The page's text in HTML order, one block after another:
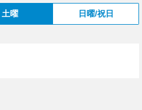
土曜 日曜/祝日